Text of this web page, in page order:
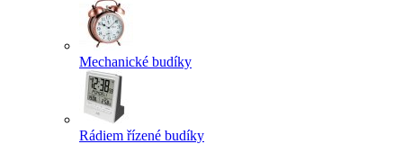
Mechanické budíky
Rádiem řízené budíky